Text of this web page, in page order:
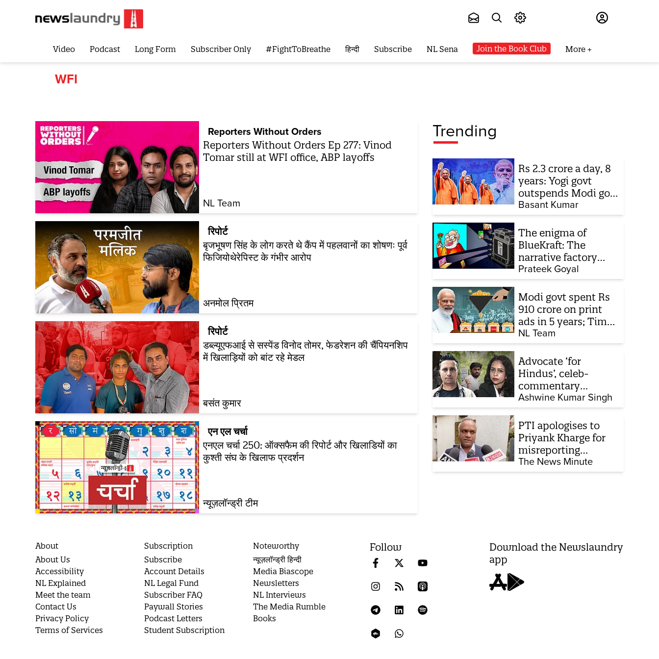
Video Podcast Long Form Subscriber Only #FightToBreathe हिन्दी Subscribe NL Sena Join the Book Club More
WFI
Reporters Without Orders
Reporters Without Orders Ep 277: Vinod
Tomar still at WFI office, ABP layoffs
NL Team
रिपोर्ट
बृजभूषण सिंह के लोग करते थे कैंप में पहलवानों का शोषणः पूर्व
फिजियोथेरेपिस्ट के गंभीर आरोप
अनमोल प्रितम
रिपोर्ट
डब्ल्यूएफआई से सस्पेंड विनोद तोमर, फेडरेशन की चैंपियनशिप
में खिलाड़ियों को बांट रहे मेडल
बसंत कुमार
एन एल चर्चा
एनएल चर्चा 250: ऑक्सफैम की रिपोर्ट और खिलाडियों का
कुश्ती संघ के खिलाफ प्रदर्शन
न्यूज़लॉन्ड्री टीम
Trending
Rs 2.3 crore a day, 8
years: Yogi govt
outspends Modi govt
when it comes to
ads
Basant Kumar
The enigma of
BlueKraft: The
narrative factory
behind Brand Modi
Prateek Goyal
Modi govt spent Rs
910 crore on print
ads in 5 years; Times
of India biggest
beneficiary
NL Team
Advocate ‘for
Hindus’, celeb-
commentary
influencer: Meet the
latest complainants
against CJP
Ashwine Kumar Singh
PTI apologises to
Priyank Kharge for
misreporting
remarks on police
constable exam
The News Minute
About
About Us
Accessibility
NL Explained
Meet the team
Contact Us
Privacy Policy
Terms of Services
Subscription
Subscribe
Account Details
NL Legal Fund
Subscriber FAQ
Paywall Stories
Podcast Letters
Student Subscription
Noteworthy
न्यूज़लॉन्ड्री हिन्दी
Media Biascope
Newsletters
NL Interviews
The Media Rumble
Books
Follow
Download the Newslaundry
app